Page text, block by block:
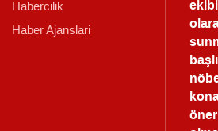
Habercilik
Haber Ajanslari